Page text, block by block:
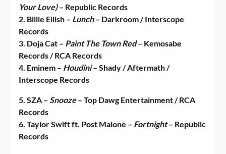
Your Love)– Republic Records
2. Billie Eilish – Lunch– Darkroom / Interscope
Records
3. Doja Cat – Paint The Town Red– Kemosabe
Records / RCA Records
4. Eminem – Houdini– Shady / Aftermath /
Interscope Records
5. SZA – Snooze– Top Dawg Entertainment / RCA
Records
6. Taylor Swift ft. Post Malone – Fortnight– Republic
Records